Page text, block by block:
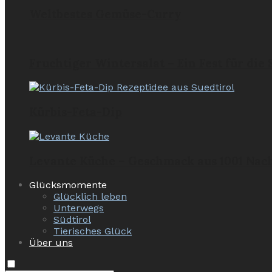
Glücksmomente
Glücklich leben
Unterwegs
Südtirol
Tierisches Glück
Über uns